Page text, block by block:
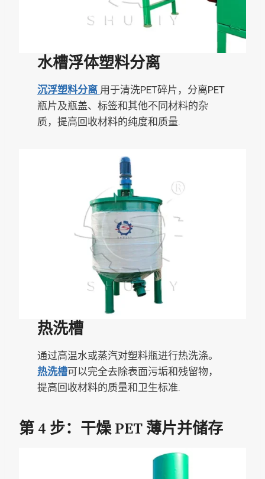
水槽浮体塑料分离
沉浮塑料分离 用于清洗PET碎片，分离PET
瓶片及瓶盖、标签和其他不同材料的杂
质，提高回收材料的纯度和质量.
热洗槽
通过高温水或蒸汽对塑料瓶进行热洗涤。
热洗槽可以完全去除表面污垢和残留物，
提高回收材料的质量和卫生标准.
第 4 步：干燥 PET 薄片并储存